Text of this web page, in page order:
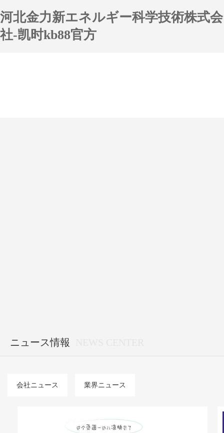
河北金力新エネルギー科学技術株式会
社-凯时kb88官方
ニュース情報
会社ニュース 業界ニュース